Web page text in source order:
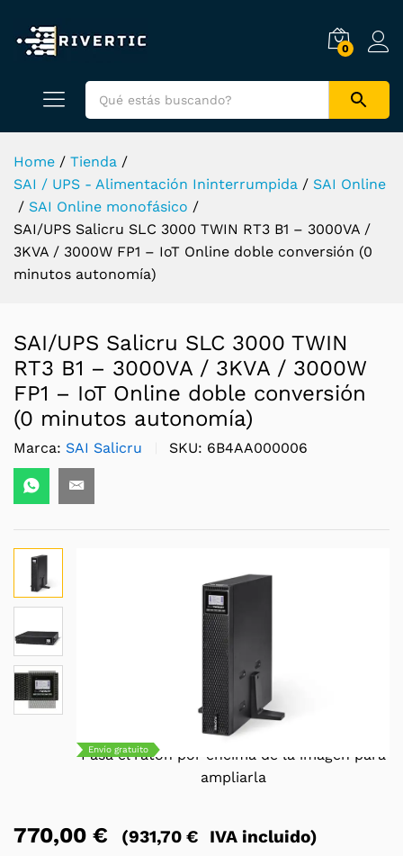
0
Home / Tienda /
SAI / UPS - Alimentación Ininterrumpida / SAI Online
/ SAI Online monofásico /
SAI/UPS Salicru SLC 3000 TWIN RT3 B1 – 3000VA /
3KVA / 3000W FP1 – IoT Online doble conversión (0
minutos autonomía)
SAI/UPS Salicru SLC 3000 TWIN
RT3 B1 – 3000VA / 3KVA / 3000W
FP1 – IoT Online doble conversión
(0 minutos autonomía)
Marca: SAI Salicru SKU: 6B4AA000006
Pasa el ratón por encima de la imagen para
ampliarla
Envío gratuito
770,00 € (931,70 € IVA incluido)